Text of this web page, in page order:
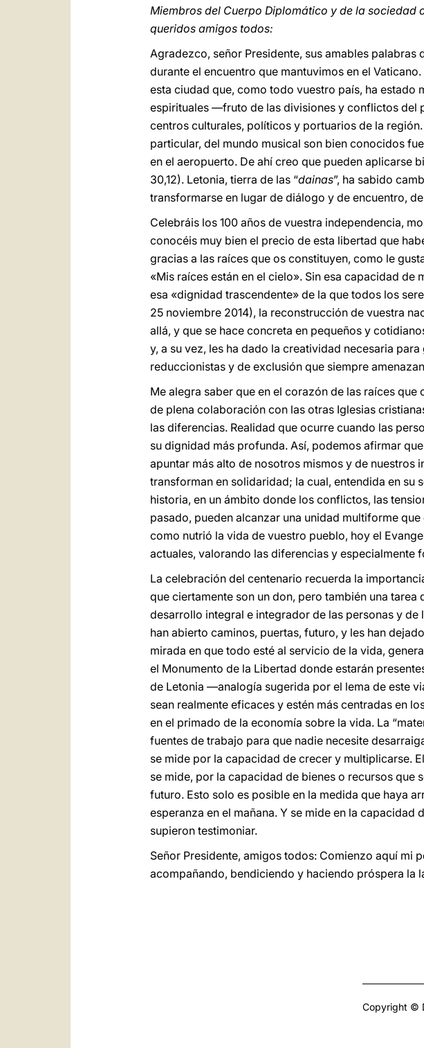
Miembros del Cuerpo Diplomático y de la sociedad
queridos amigos todos:
Agradezco, señor Presidente, sus amables
durante el encuentro que mantuvimos en el
esta ciudad que, como todo vuestro país, ha
espirituales —fruto de las divisiones y conflictos del
centros culturales, políticos y portuarios de la
particular, del mundo musical son bien conocidos
en el aeropuerto. De ahí creo que pueden aplicarse
30,12). Letonia, tierra de las “dainas”, ha sabido
transformarse en lugar de diálogo y de encuentro,
Celebráis los 100 años de vuestra independencia,
conocéis muy bien el precio de esta libertad que
gracias a las raíces que os constituyen, como le
«Mis raíces están en el cielo». Sin esa capacidad
esa «dignidad trascendente» de la que todos los
25 noviembre 2014), la reconstrucción de vuestra
allá, y que se hace concreta en pequeños y
y, a su vez, les ha dado la creatividad necesaria
reduccionistas y de exclusión que siempre
Me alegra saber que en el corazón de las raíces
de plena colaboración con las otras Iglesias
las diferencias. Realidad que ocurre cuando las
su dignidad más profunda. Así, podemos afirmar
apuntar más alto de nosotros mismos y de
transforman en solidaridad; la cual, entendida en su
historia, en un ámbito donde los conflictos, las
pasado, pueden alcanzar una unidad multiforme
como nutrió la vida de vuestro pueblo, hoy el
actuales, valorando las diferencias y especialmente
La celebración del centenario recuerda la
que ciertamente son un don, pero también una
desarrollo integral e integrador de las personas y
han abierto caminos, puertas, futuro, y les han
mirada en que todo esté al servicio de la vida,
el Monumento de la Libertad donde estarán
de Letonia —analogía sugerida por el lema de este
sean realmente eficaces y estén más centradas en
en el primado de la economía sobre la vida. La
fuentes de trabajo para que nadie necesite
se mide por la capacidad de crecer y multiplicarse.
se mide, por la capacidad de bienes o recursos que
futuro. Esto solo es posible en la medida que haya
esperanza en el mañana. Y se mide en la
supieron testimoniar.
Señor Presidente, amigos todos: Comienzo aquí mi
acompañando, bendiciendo y haciendo próspera la
Copyright ©